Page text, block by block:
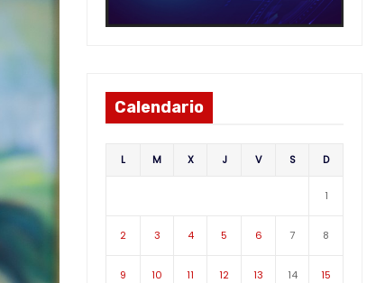
Calendario
L M X J V S D
1
2 3 4 5 6 7 8
9 10 11 12 13 14 15